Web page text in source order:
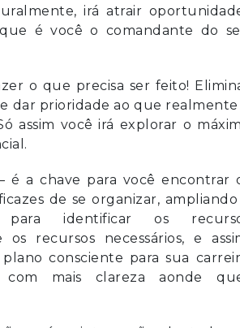
irá atrair
é você o comandante do
o que precisa ser feito!
e dar prioridade ao que
assim você irá explorar o
é a chave para você encontrar
de se organizar,
para identificar os
os recursos necessários, e
consciente para sua
com mais clareza aonde